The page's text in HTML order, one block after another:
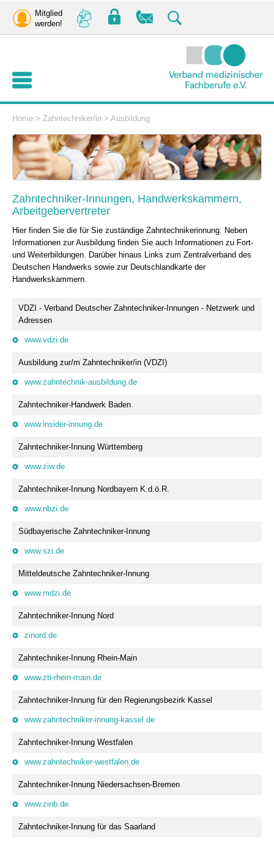
Mitglied
werden!
Home > Zahntechniker/in > Ausbildung
Zahntechniker-Innungen, Handwerkskammern,
Arbeitgebervertreter
Hier finden Sie die für Sie zuständige Zahntechnikerinnung. Neben
Informationen zur Ausbildung finden Sie auch Informationen zu Fort-
und Weiterbildungen. Darüber hinaus Links zum Zentralverband des
Deutschen Handwerks sowie zur Deutschlandkarte der
Handwerkskammern.
VDZI - Verband Deutscher Zahntechniker-Innungen - Netzwerk und
Adressen
www.vdzi.de
Ausbildung zur/m Zahntechniker/in (VDZI)
www.zahntechnik-ausbildung.de
Zahntechniker-Handwerk Baden
www.insider-innung.de
Zahntechniker-Innung Württemberg
www.ziw.de
Zahntechniker-Innung Nordbayern K.d.ö.R.
www.nbzi.de
Südbayerische Zahntechniker-Innung
www.szi.de
Mitteldeutsche Zahntechniker-Innung
www.mdzi.de
Zahntechniker-Innung Nord
zinord.de
Zahntechniker-Innung Rhein-Main
www.zti-rhein-main.de
Zahntechniker-Innung für den Regierungsbezirk Kassel
www.zahntechniker-innung-kassel.de
Zahntechniker-Innung Westfalen
www.zahntechniker-westfalen.de
Zahntechniker-Innung Niedersachsen-Bremen
www.zinb.de
Zahntechniker-Innung für das Saarland